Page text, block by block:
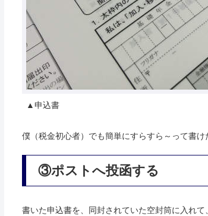
▲申込書
僕（税金初心者）でも簡単にすらすら～って書け
③ポストへ投函する
書いた申込書を、同封されていた空封筒に入れて